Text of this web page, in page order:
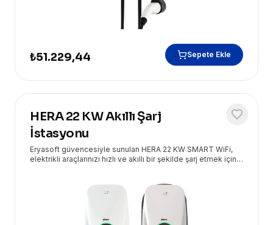
₺51.229,44 Sepete Ekle
HERA 22 KW Akıllı Şarj
İstasyonu
Eryasoft güvencesiyle sunulan HERA 22 KW SMART WiFi,
elektrikli araçlarınızı hızlı ve akıllı bir şekilde şarj etmek için